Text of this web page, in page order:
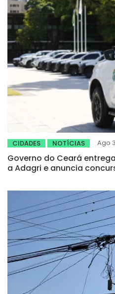
CIDADES NOTÍCIAS Ago
Governo do Ceará
a Adagri e anuncia